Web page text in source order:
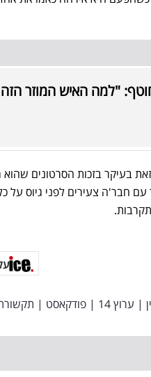
חוטף: "למה האיש המוזר
בעיקר בזכות הסרטונים
עם חבר'ה צעירים לפני גיוס על
| ערוץ 14 | פודקאסט |